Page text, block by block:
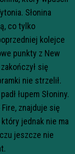
Słonina
co tylko
kolejce
punkty z New
się
nie strzelił.
łupem Słoniny.
znajduje się
jednak nie ma
jeszcze nie